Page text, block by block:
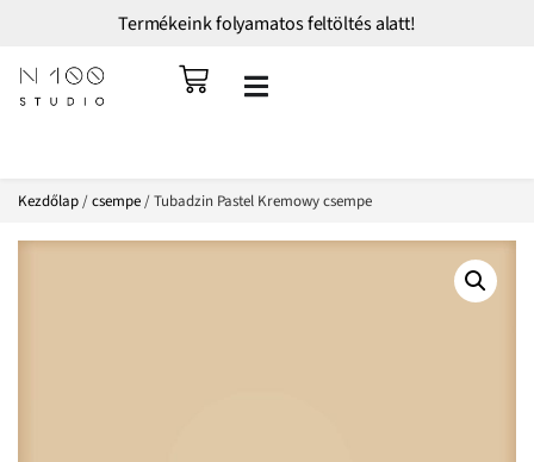
Termékeink folyamatos feltöltés alatt!
Kezdőlap/csempe/ Tubadzin Pastel Kremowy csempe